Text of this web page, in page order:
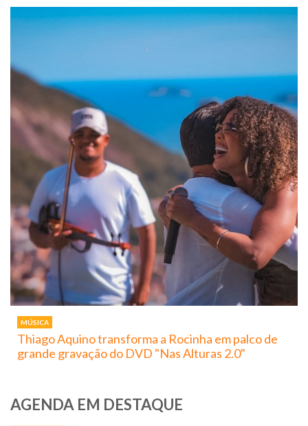
MÚSICA
Thiago Aquino transforma a Rocinha em palco de
grande gravação do DVD "Nas Alturas 2.0"
AGENDA EM DESTAQUE